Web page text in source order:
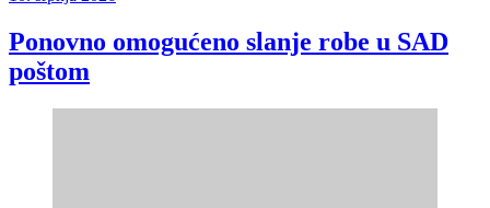
Ponovno omogućeno slanje robe u SAD
poštom